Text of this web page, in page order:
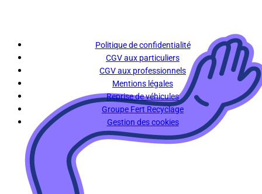
Politique de confidentialité
CGV aux particuliers
CGV aux professionnels
Mentions légales
Reprise de véhicules
Groupe Fert Recyclage
Gestion des cookies